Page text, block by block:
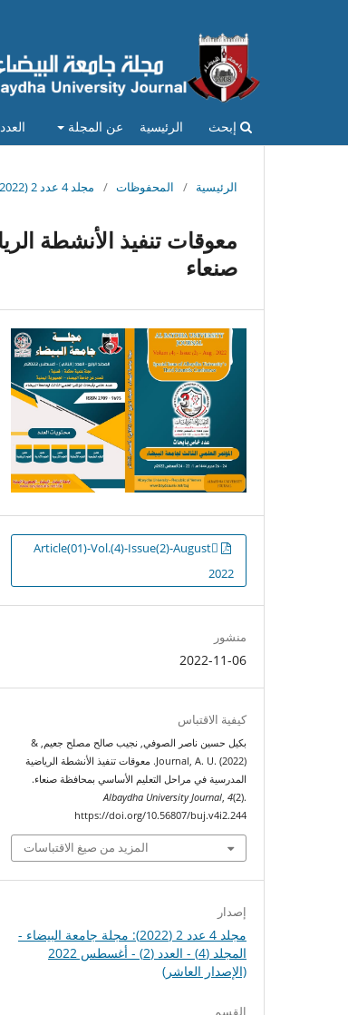
الرئيسية عن المجلة إبحث
الرئيسية / المحفوظات / مجلد 4 عدد 2 (2022): مجلة جامعة البيضاء - المجلد (4) - العدد (2) - أغسطس 2022 (الإصدار العاشر)
معوقات تنفيذ الأنشطة
صنعاء
التنزيلاتِArticle(01)-Vol.(4)-Issue(2)-August
2022
منشور
2022-11-06
كيفية الاقتباس
بكيل حسين ناصر الصوفي, نجيب صالح مصلح جعيم, &
Journal, A. U. (2022). معوقات تنفيذ الأنشطة الرياضية
المدرسية في مراحل التعليم الأساسي بمحافظة صنعاء.
Albaydha University Journal, 4(2).
https://doi.org/10.56807/buj.v4i2.244
المزيد من صيغ الاقتباسات
إصدار
مجلد 4 عدد 2 (2022): مجلة جامعة البيضاء -
المجلد (4) - العدد (2) - أغسطس 2022
(الإصدار العاشر)
القسم